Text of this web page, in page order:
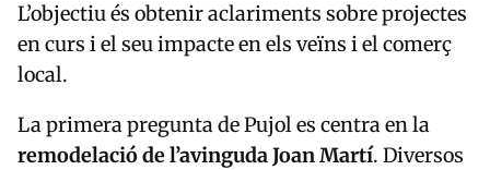
L’objectiu és obtenir aclariments sobre projectes
en curs i el seu impacte en els veïns i el comerç
local.
La primera pregunta de Pujol es centra en la
remodelació de l’avinguda Joan Martí. Diversos